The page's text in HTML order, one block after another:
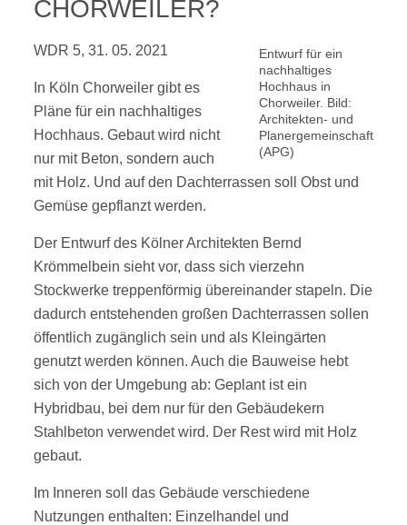
CHORWEILER?
Entwurf für ein
nachhaltiges
Hochhaus in
Chorweiler. Bild:
Architekten- und
Planergemeinschaft
(APG)
WDR 5, 31. 05. 2021
In Köln Chorweiler gibt es
Pläne für ein nachhaltiges
Hochhaus. Gebaut wird nicht
nur mit Beton, sondern auch
mit Holz. Und auf den Dachterrassen soll Obst und
Gemüse gepflanzt werden.
Der Entwurf des Kölner Architekten Bernd
Krömmelbein sieht vor, dass sich vierzehn
Stockwerke treppenförmig übereinander stapeln. Die
dadurch entstehenden großen Dachterrassen sollen
öffentlich zugänglich sein und als Kleingärten
genutzt werden können. Auch die Bauweise hebt
sich von der Umgebung ab: Geplant ist ein
Hybridbau, bei dem nur für den Gebäudekern
Stahlbeton verwendet wird. Der Rest wird mit Holz
gebaut.
Im Inneren soll das Gebäude verschiedene
Nutzungen enthalten: Einzelhandel und